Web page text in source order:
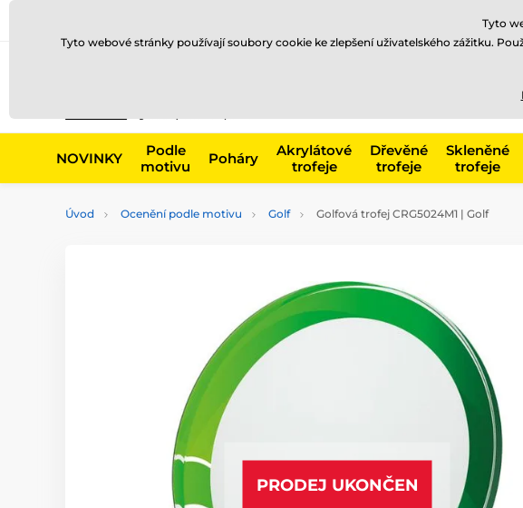
NOVINKY
Podle
motivu
Poháry
Akrylátové
trofeje
Dřevěné
trofeje
Skleněné
trofeje
Úvod Ocenění podle motivu Golf Golfová trofej CRG5024M1 | Golf
PRODEJ UKONČEN
Tyto
Tyto webové stránky používají soubory cookie ke zlepšení uživatelského zážitku.